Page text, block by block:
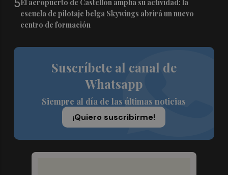
El aeropuerto de Castellón amplía su actividad: la
escuela de pilotaje belga Skywings abrirá un nuevo
centro de formación
Suscríbete al canal de
Whatsapp
Siempre al día de las últimas noticias
¡Quiero suscribirme!